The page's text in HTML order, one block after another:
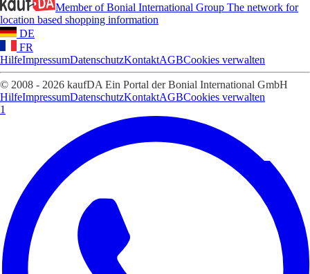
Member of Bonial International Group The network for
location based shopping information
DE
FR
HilfeImpressumDatenschutzKontaktAGBCookies verwalten
© 2008 - 2026 kaufDA Ein Portal der Bonial International GmbH
HilfeImpressumDatenschutzKontaktAGBCookies verwalten
1